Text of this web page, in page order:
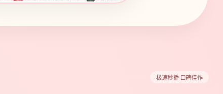
极速秒播 口碑佳作